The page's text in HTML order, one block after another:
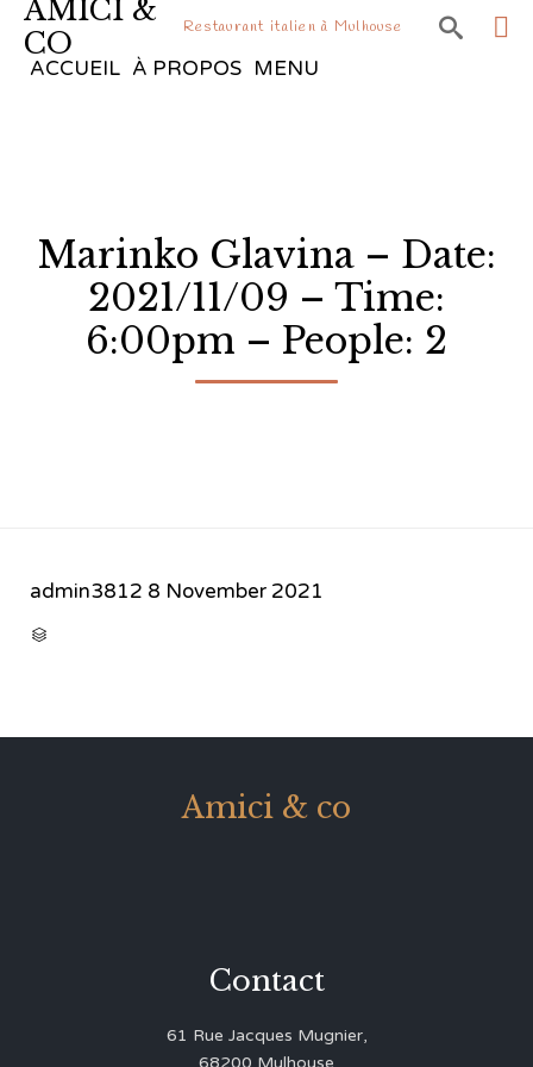
AMICI &
CO
Restaurant italien à Mulhouse 
ACCUEIL À PROPOS MENU
Marinko Glavina – Date:
2021/11/09 – Time:
6:00pm – People: 2
admin3812 8 November 2021

Amici & co
Contact
61 Rue Jacques Mugnier,